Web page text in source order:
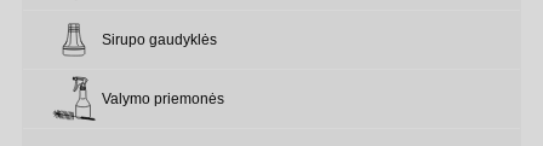
Sirupo gaudyklės
Valymo priemonės